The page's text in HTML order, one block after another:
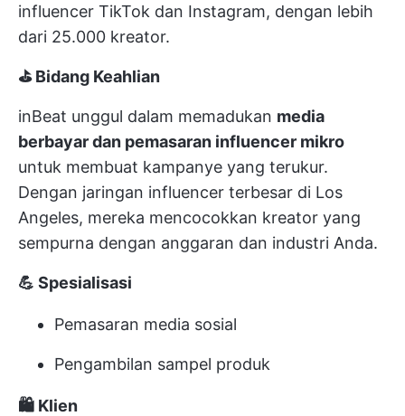
influencer TikTok dan Instagram, dengan lebih
dari 25.000 kreator.
⛳ Bidang Keahlian
inBeat unggul dalam memadukan media
berbayar dan pemasaran influencer mikro
untuk membuat kampanye yang terukur.
Dengan jaringan influencer terbesar di Los
Angeles, mereka mencocokkan kreator yang
sempurna dengan anggaran dan industri Anda.
💪 Spesialisasi
Pemasaran media sosial
Pengambilan sampel produk
🛍️ Klien